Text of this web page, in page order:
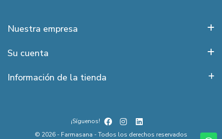
Nuestra empresa
Su cuenta
Información de la tienda
© 2026 - Farmasana - Todos los derechos reservados
¡Síguenos!